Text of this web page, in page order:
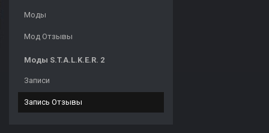
Моды
Мод Отзывы
Моды S.T.A.L.K.E.R. 2
Записи
Запись Отзывы